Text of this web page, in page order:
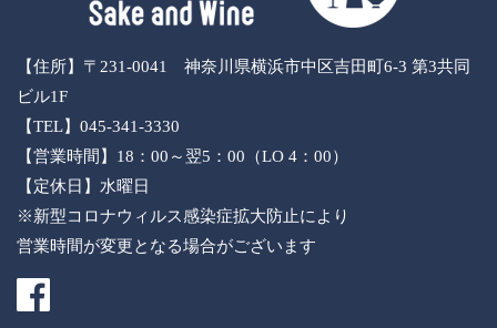
【住所】〒231-0041 神奈川県横浜市中区吉田町6-3 第3共同
ビル1F
【TEL】045-341-3330
【営業時間】18：00～翌5：00（LO 4：00）
【定休日】水曜日
※新型コロナウィルス感染症拡大防止により
営業時間が変更となる場合がございます